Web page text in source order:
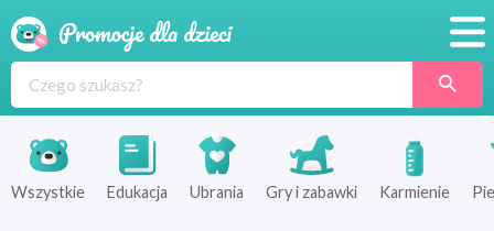
Produkty
Sklepy
Wszystkie Edukacja Ubrania Gry i zabawki Karmienie